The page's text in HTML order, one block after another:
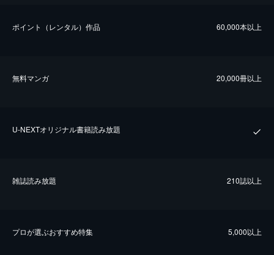
ポイント（レンタル）作品 60,000本以上
無料マンガ 20,000冊以上
U-NEXTオリジナル書籍読み放題
雑誌読み放題 210誌以上
プロが選ぶおすすめ特集 5,000以上